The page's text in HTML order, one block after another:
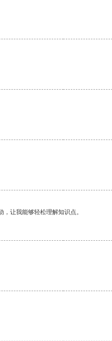
让我能够轻松理解知识点。